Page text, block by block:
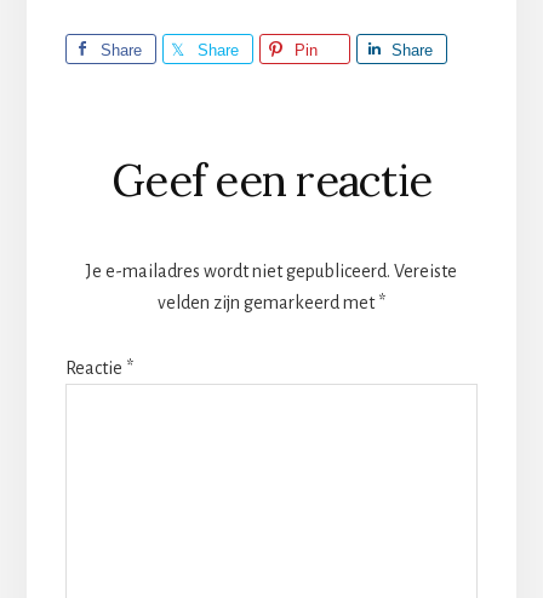
Share Share Pin Share
Lees
Interacties
Geef een reactie
Je e-mailadres wordt niet gepubliceerd. Vereiste
velden zijn gemarkeerd met*
Reactie *